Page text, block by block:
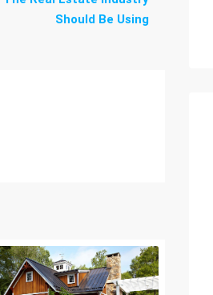
Should Be Using